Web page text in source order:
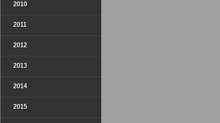
2010
2011
2012
2013
2014
2015